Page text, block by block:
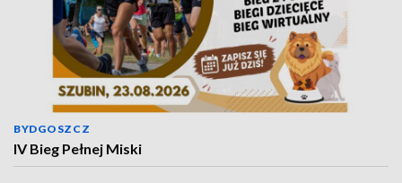
BYDGOSZCZ
IV Bieg Pełnej Miski